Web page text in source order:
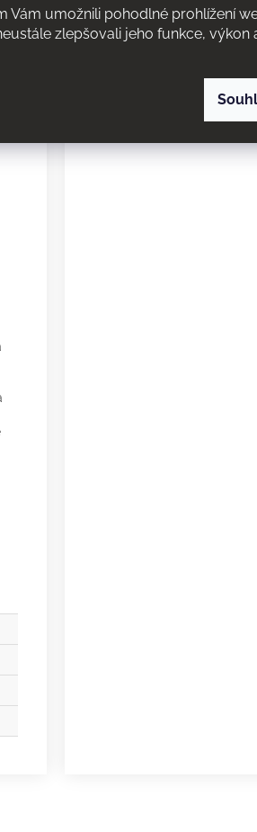
Vám umožnili pohodlné prohlížení
zlepšovali jeho funkce, výkon